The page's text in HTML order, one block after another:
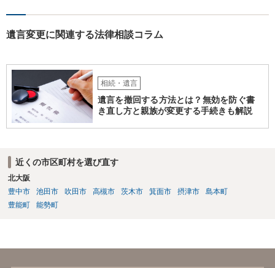
遺言変更に関連する法律相談コラム
相続・遺言
遺言を撤回する方法とは？無効を防ぐ書
き直し方と親族が変更する手続きも解説
近くの市区町村を選び直す
北大阪
豊中市
池田市 吹田市 高槻市 茨木市 箕面市 摂津市
島本町
豊能町
能勢町